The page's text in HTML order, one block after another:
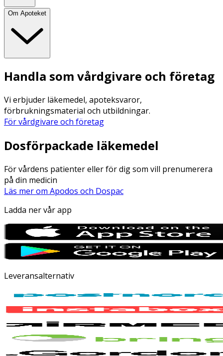
Om Apoteket
Handla som vårdgivare och företag
Vi erbjuder läkemedel, apoteksvaror,
förbrukningsmaterial och utbildningar.
För vårdgivare och företag
Dosförpackade läkemedel
För vårdens patienter eller för dig som vill prenumerera
på din medicin
Läs mer om Apodos och Dospac
Ladda ner vår app
Leveransalternativ